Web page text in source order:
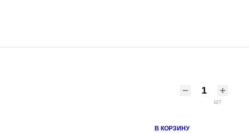
шт
В КОРЗИНУ